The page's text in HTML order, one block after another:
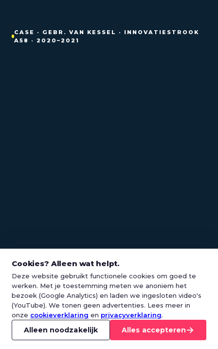
CASE · GEBR. VAN KESSEL · INNOVATIESTROOK
A58 · 2020–2021
Cookies? Alleen wat helpt.
Deze website gebruikt functionele cookies om goed te
werken. Met je toestemming meten we anoniem het
bezoek (Google Analytics) en laden we ingesloten video's
(YouTube). We tonen geen advertenties. Lees meer in
onze cookieverklaring en privacyverklaring.
Alleen noodzakelijk Alles accepteren→